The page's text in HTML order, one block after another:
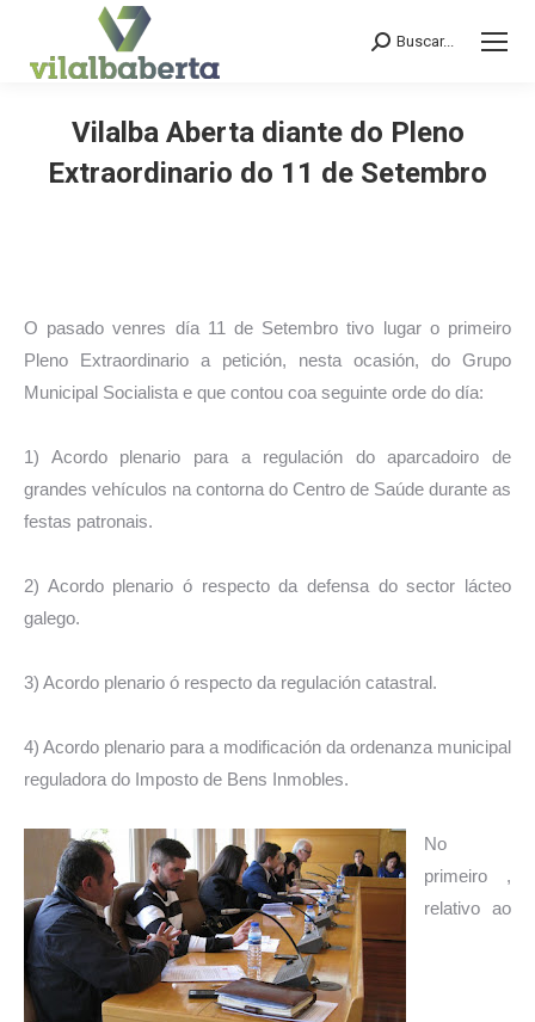
Search:
Buscar...
Vilalba Aberta diante do Pleno
Extraordinario do 11 de Setembro
O pasado venres día 11 de Setembro tivo lugar o primeiro
Pleno Extraordinario a petición, nesta ocasión, do Grupo
Municipal Socialista e que contou coa seguinte orde do día:
1) Acordo plenario para a regulación do aparcadoiro de
grandes vehículos na contorna do Centro de Saúde durante as
festas patronais.
2) Acordo plenario ó respecto da defensa do sector lácteo
galego.
3) Acordo plenario ó respecto da regulación catastral.
4) Acordo plenario para a modificación da ordenanza municipal
reguladora do Imposto de Bens Inmobles.
No
primeiro ,
relativo ao